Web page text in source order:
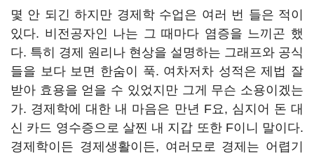
몇 안 되긴 하지만 경제학 수업은 여러 번 들은 적이
있다. 비전공자인 나는 그 때마다 염증을 느끼곤 했
다. 특히 경제 원리나 현상을 설명하는 그래프와 공식
들을 보다 보면 한숨이 푹. 여차저차 성적은 제법 잘
받아 효용을 얻을 수 있었지만 그게 무슨 소용이겠는
가. 경제학에 대한 내 마음은 만년 F요, 심지어 돈 대
신 카드 영수증으로 살찐 내 지갑 또한 F이니 말이다.
경제학이든 경제생활이든, 여러모로 경제는 어렵기